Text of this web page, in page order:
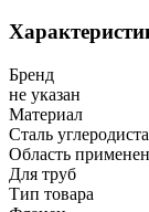
Бренд
не указан
Материал
Сталь
Область
Для труб
Тип товара